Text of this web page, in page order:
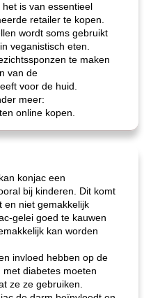
is van essentieel
retailer te kopen.
wordt soms gebruikt
veganistisch eten.
te maken
van de
voor de huid.
meer:
online kopen.
konjac een
bij kinderen. Dit komt
en niet gemakkelijk
gelei goed te kauwen
kan worden
invloed hebben op de
diabetes moeten
ze ze gebruiken.